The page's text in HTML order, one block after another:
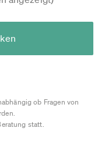
ob Fragen von
statt.